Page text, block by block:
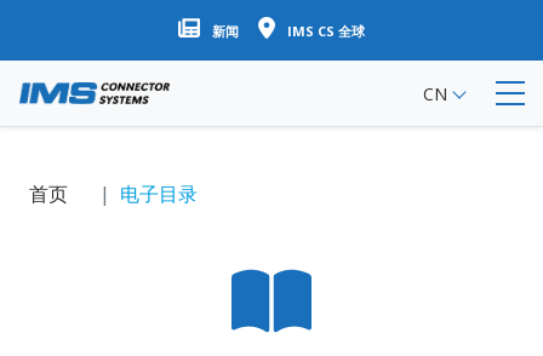
跳
转
要
新闻 IMS CS 全球
CN
首页 电子目录